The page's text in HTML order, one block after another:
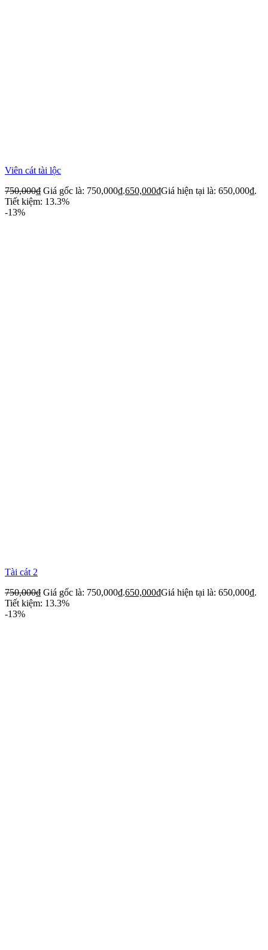
Viên cát tài lộc
750,000₫ Giá gốc là: 750,000₫.650,000₫Giá hiện tại là: 650,000₫.
Tiết kiệm: 13.3%
-13%
Tài cát 2
750,000₫ Giá gốc là: 750,000₫.650,000₫Giá hiện tại là: 650,000₫.
Tiết kiệm: 13.3%
-13%